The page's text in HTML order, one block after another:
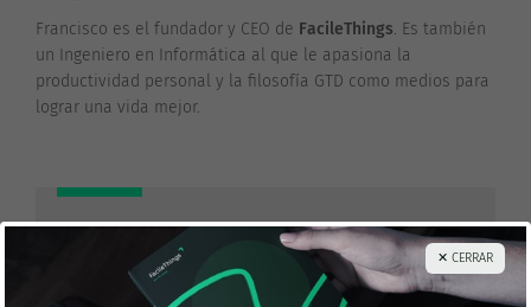
Francisco es el fundador y CEO de FacileThings. Es también
un Ingeniero en Informática al que le apasiona la
productividad personal y la filosofía GTD como medios para
lograr una vida mejor.
Los 5 pasos que pondrán tu vida
y tu trabajo en orden
¡Descarga GRATIS el ebook
El Flujo de Trabajo de
✕ CERRAR